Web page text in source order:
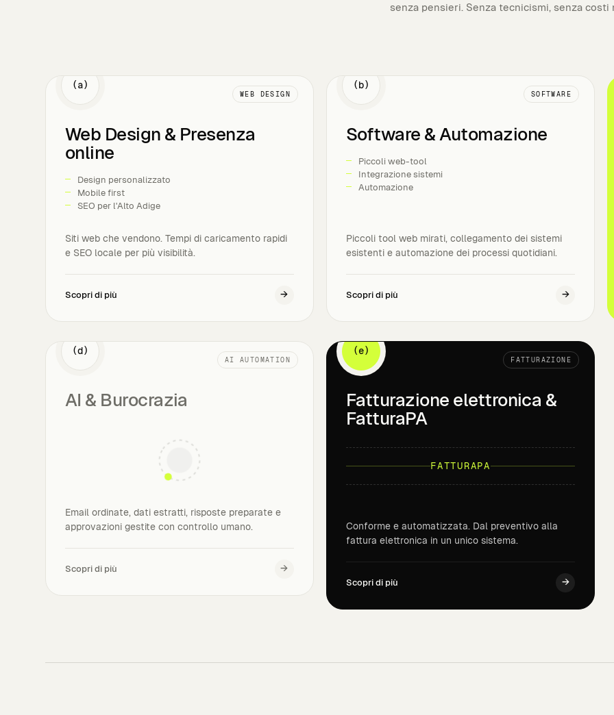
senza pensieri. Senza tecnicismi, senza costi
(a)
WEB DESIGN
Web Design & Presenza
online
Design personalizzato
Mobile first
SEO per l'Alto Adige
Siti web che vendono. Tempi di caricamento rapidi
e SEO locale per più visibilità.
Scopri di più →
(b)
SOFTWARE
Software & Automazione
Piccoli web-tool
Integrazione sistemi
Automazione
Piccoli tool web mirati, collegamento dei sistemi
esistenti e automazione dei processi quotidiani.
Scopri di più →
(d)
AI AUTOMATION
AI & Burocrazia
Email ordinate, dati estratti, risposte preparate e
approvazioni gestite con controllo umano.
Scopri di più →
(e)
FATTURAZIONE
Fatturazione elettronica &
FatturaPA
FATTURAPA
Conforme e automatizzata. Dal preventivo alla
fattura elettronica in un unico sistema.
Scopri di più →